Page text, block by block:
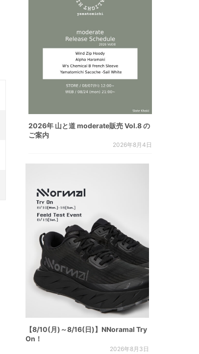
2026年 山と道 moderate販売 Vol.8 の
ご案内
2026年8月4日
【8/10(月)～8/16(日)】NNoramal Try
On！
2026年8月3日